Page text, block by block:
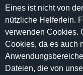
Eines ist nicht von
nützliche Helferlein.
verwenden Cookies.
Cookies, da es auch
Dateien, die von